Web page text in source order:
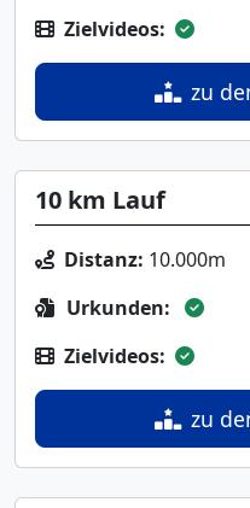
Zielvideos:
zu
10 km Lauf
Distanz: 10.000m
Urkunden:
Zielvideos:
zu